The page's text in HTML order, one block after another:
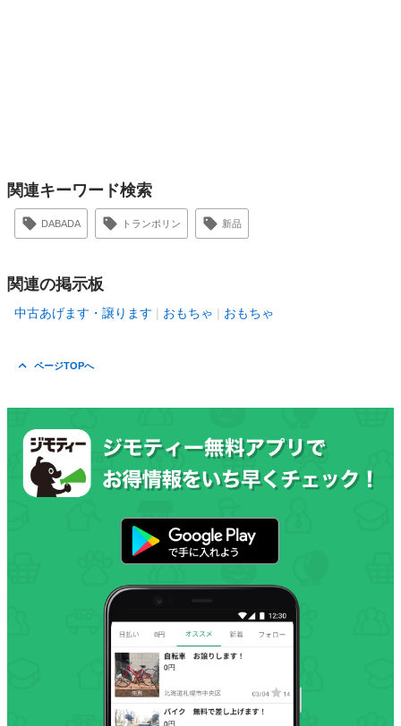
関連キーワード検索
DABADA トランポリン 新品
関連の掲示板
中古あげます・譲ります おもちゃ おもちゃ
ページTOPへ